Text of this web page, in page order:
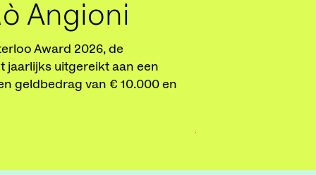
Angioni
Award 2026, de
jaarlijks uitgereikt aan een
geldbedrag van € 10.000 en